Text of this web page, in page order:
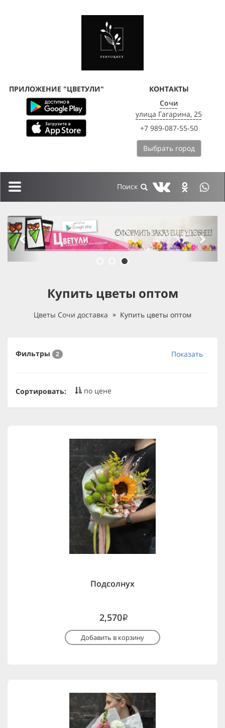
ПРИЛОЖЕНИЕ "ЦВЕТУЛИ"
КОНТАКТЫ
Сочи
улица Гагарина, 25
+7 989-087-55-50
Выбрать город
Toggle
previous
Купить цветы оптом
Цветы Сочи доставка Купить цветы оптом
Фильтры 2 Показать
Сортировать: по цене
Подсолнух
2,570i
Добавить в корзину